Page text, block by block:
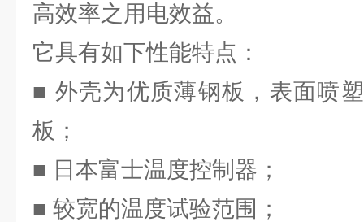
高效率之用电效益。
它具有如下性能特点：
■ 外壳为优质薄钢板，表面喷
板；
■ 日本富士温度控制器；
■ 较宽的温度试验范围；